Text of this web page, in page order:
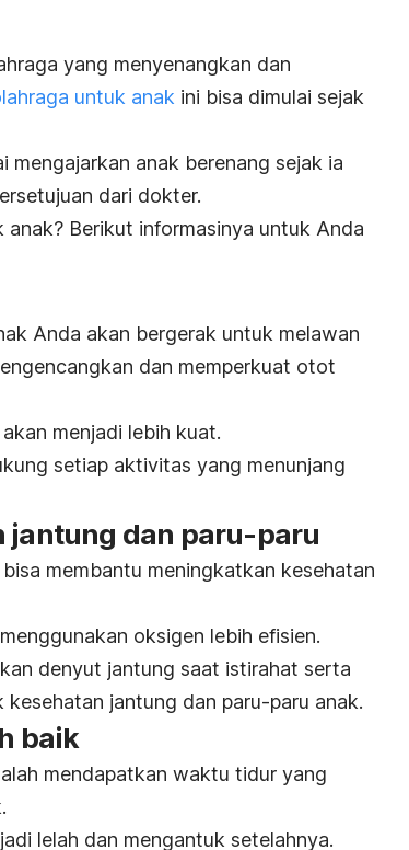
yang menyenangkan dan
untuk anak ini bisa dimulai sejak
mengajarkan anak berenang sejak ia
dari dokter.
Berikut informasinya untuk Anda
Anda akan bergerak untuk melawan
dan memperkuat otot
menjadi lebih kuat.
setiap aktivitas yang menunjang
jantung dan paru-paru
membantu meningkatkan kesehatan
oksigen lebih efisien.
denyut jantung saat istirahat serta
jantung dan paru-paru anak.
baik
mendapatkan waktu tidur yang
lelah dan mengantuk setelahnya.